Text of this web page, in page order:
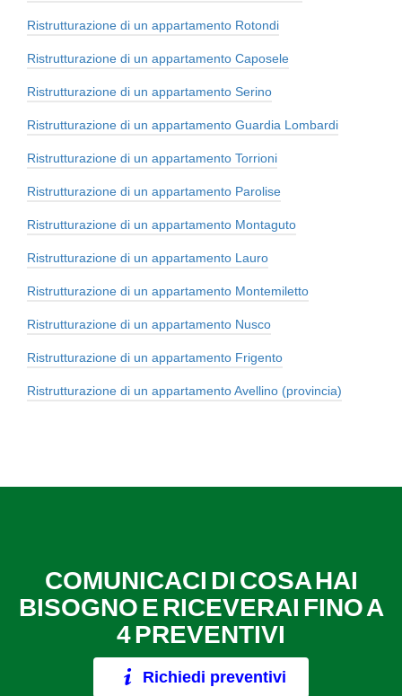
Ristrutturazione di un appartamento Rotondi
Ristrutturazione di un appartamento Caposele
Ristrutturazione di un appartamento Serino
Ristrutturazione di un appartamento Guardia Lombardi
Ristrutturazione di un appartamento Torrioni
Ristrutturazione di un appartamento Parolise
Ristrutturazione di un appartamento Montaguto
Ristrutturazione di un appartamento Lauro
Ristrutturazione di un appartamento Montemiletto
Ristrutturazione di un appartamento Nusco
Ristrutturazione di un appartamento Frigento
Ristrutturazione di un appartamento Avellino (provincia)
COMUNICACI DI COSA HAI
BISOGNO E RICEVERAI FINO A
4 PREVENTIVI
Richiedi preventivi